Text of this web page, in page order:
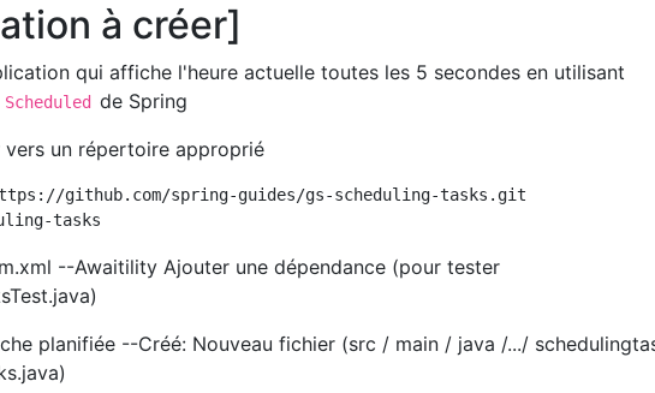
à créer]
qui affiche l'heure actuelle toutes les 5 secondes en utilisant
Scheduled de Spring
vers un répertoire approprié
github.com/spring-guides/gs-scheduling-tasks.git
--Awaitility Ajouter une dépendance (pour tester
planifiée --Créé: Nouveau fichier (src / main / java /.../